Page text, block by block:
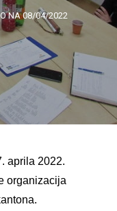
NA 08/04/2022
aprila 2022.
organizacija